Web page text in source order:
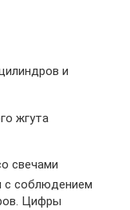
и
жгута
свечами
с соблюдением
Цифры